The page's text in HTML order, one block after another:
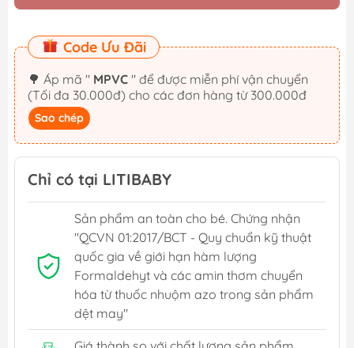
Code Ưu Đãi
🌳 Áp mã " MPVC " để được miễn phí vận chuyển
(Tối đa 30.000đ) cho các đơn hàng từ 300.000đ
Sao chép
Chỉ có tại LITIBABY
Sản phẩm an toàn cho bé. Chứng nhận
"QCVN 01:2017/BCT - Quy chuẩn kỹ thuật
quốc gia về giới hạn hàm lượng
Formaldehyt và các amin thơm chuyển
hóa từ thuốc nhuộm azo trong sản phẩm
dệt may"